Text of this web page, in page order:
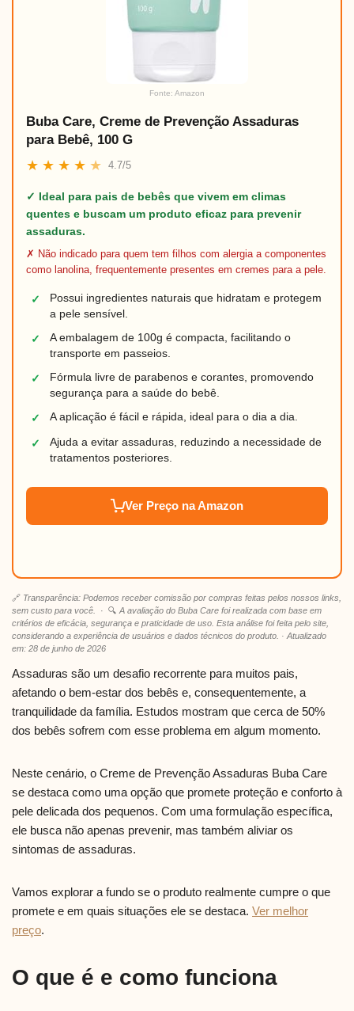
Fonte: Amazon
Buba Care, Creme de Prevenção Assaduras
para Bebê, 100 G
★ ★ ★ ★ ★ 4.7/5
✓ Ideal para pais de bebês que vivem em climas
quentes e buscam um produto eficaz para prevenir
assaduras.
✗ Não indicado para quem tem filhos com alergia a componentes
como lanolina, frequentemente presentes em cremes para a pele.
✓
Possui ingredientes naturais que hidratam e protegem
a pele sensível.
✓
A embalagem de 100g é compacta, facilitando o
transporte em passeios.
✓
Fórmula livre de parabenos e corantes, promovendo
segurança para a saúde do bebê.
✓ A aplicação é fácil e rápida, ideal para o dia a dia.
✓
Ajuda a evitar assaduras, reduzindo a necessidade de
tratamentos posteriores.
Ver Preço na Amazon
🔗 Transparência: Podemos receber comissão por compras feitas pelos nossos links,
sem custo para você.
· 🔍 A avaliação do Buba Care foi realizada com base em
critérios de eficácia, segurança e praticidade de uso. Esta análise foi feita pelo site,
considerando a experiência de usuários e dados técnicos do produto. · Atualizado
em: 28 de junho de 2026
Assaduras são um desafio recorrente para muitos pais,
afetando o bem-estar dos bebês e, consequentemente, a
tranquilidade da família. Estudos mostram que cerca de 50%
dos bebês sofrem com esse problema em algum momento.
Neste cenário, o Creme de Prevenção Assaduras Buba Care
se destaca como uma opção que promete proteção e conforto à
pele delicada dos pequenos. Com uma formulação específica,
ele busca não apenas prevenir, mas também aliviar os
sintomas de assaduras.
Vamos explorar a fundo se o produto realmente cumpre o que
promete e em quais situações ele se destaca. Ver melhor
preço.
O que é e como funciona